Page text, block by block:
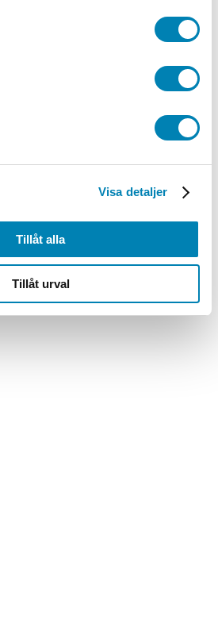
Visa detaljer
Tillåt alla
Tillåt urval